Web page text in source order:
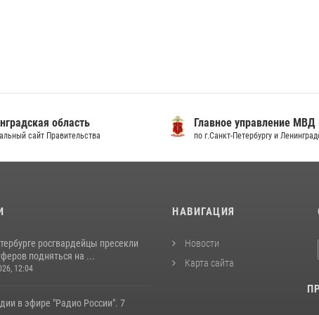
область
сайт Правительства
Главное управление МВД
по г.Санкт-Петербургу и
росгвардейцы пресекли
подняться на ...
12:04
в эфире "Радио России". 7
НАВИГАЦИЯ
Новости
Карта сайта